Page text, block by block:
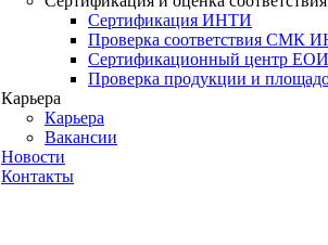
Сертификация ИНТИ
Проверка соответствия СМК
Сертификационный центр ЕОИ
Проверка продукции и
Карьера
Карьера
Вакансии
Новости
Контакты